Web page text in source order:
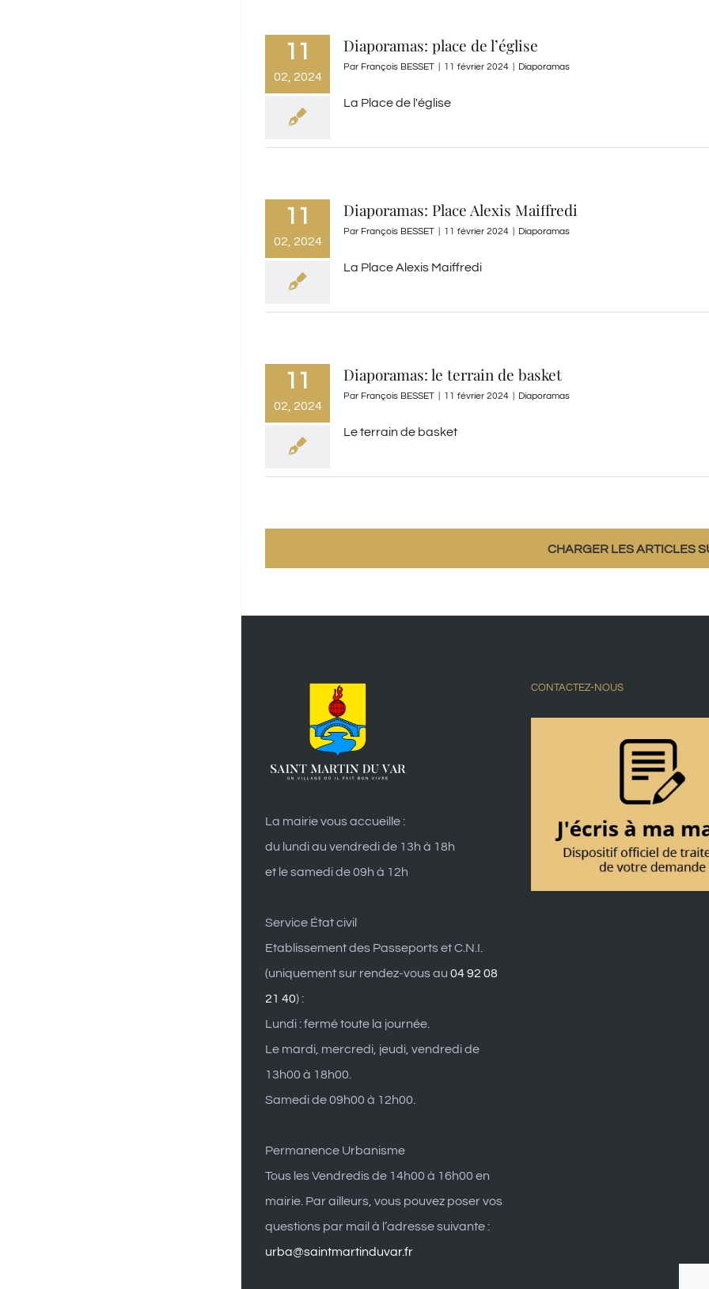
11
02, 2024
Diaporamas: place de l’église
Par François BESSET 11 février 2024 Diaporamas
La Place de l'église
11
02, 2024
Diaporamas: Place Alexis Maiffredi
Par François BESSET 11 février 2024 Diaporamas
La Place Alexis Maiffredi
11
02, 2024
Diaporamas: le terrain de basket
Par François BESSET 11 février 2024 Diaporamas
Le terrain de basket
CHARGER LES ARTICLES
La mairie vous accueille :
du lundi au vendredi de 13h à 18h
et le samedi de 09h à 12h
Service État civil
Etablissement des Passeports et C.N.I.
(uniquement sur rendez-vous au 04 92 08
21 40) :
Lundi : fermé toute la journée.
Le mardi, mercredi, jeudi, vendredi de
13h00 à 18h00.
Samedi de 09h00 à 12h00.
Permanence Urbanisme
Tous les Vendredis de 14h00 à 16h00 en
mairie. Par ailleurs, vous pouvez poser vos
questions par mail à l’adresse suivante :
urba@saintmartinduvar.fr
CONTACTEZ-NOUS